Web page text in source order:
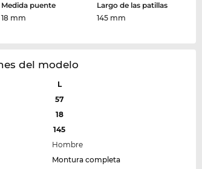
Medida puente
18 mm
Largo de las patillas
145 mm
del modelo
L
57
18
145
Hombre
Montura completa